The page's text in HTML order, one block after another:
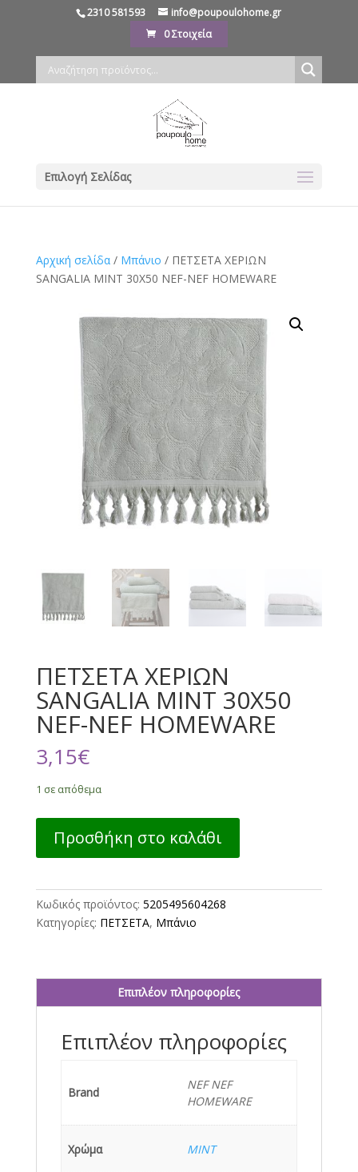
2310 581593
info@poupoulohome.gr
0 Στοιχεία
Επιλογή Σελίδας
Αρχική σελίδα/ Μπάνιο / ΠΕΤΣΕΤΑ ΧΕΡΙΩΝ
SANGALIA MINT 30Χ50 NEF-NEF HOMEWARE
ΠΕΤΣΕΤΑ ΧΕΡΙΩΝ
SANGALIA MINT 30Χ50
NEF-NEF HOMEWARE
3,15€
1 σε απόθεμα
ΧΕΡΙΩΝ
SANGALIA
30Χ50
NEF-
Προσθήκη στο καλάθι
Κωδικός προϊόντος: 5205495604268
Κατηγορίες: ΠΕΤΣΕΤΑ, Μπάνιο
Επιπλέον πληροφορίες
Επιπλέον πληροφορίες
Brand
NEF NEF
HOMEWARE
Χρώμα MINT